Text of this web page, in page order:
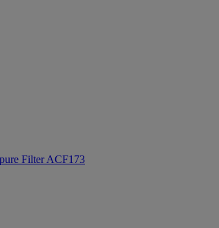
Filter ACF173